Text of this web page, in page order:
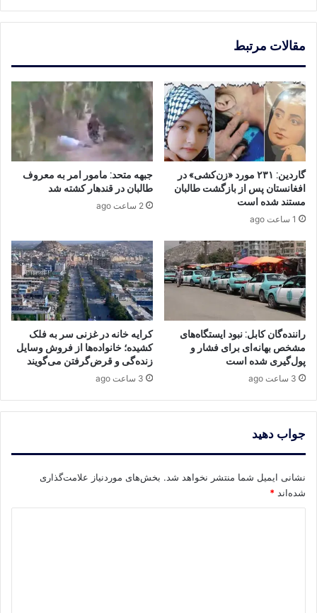
مقالات مرتبط
گاردین: ۲۳۱ مورد «زن‌کشی» در
افغانستان پس از بازگشت طالبان
مستند شده است
1 ساعت ago
جبهه متحد: مامور امر به معروف
طالبان در قندهار کشته شد
2 ساعت ago
راننده‌گان کابل: نبود ایستگاه‌های
مشخص بهانه‌ای برای فشار و
پول‌گیری شده است
3 ساعت ago
کرایه خانه در غزنی سر به فلک
کشیده؛ خانواده‌ها از فروش وسایل
زنده‌گی و قرض‌گرفتن می‌گویند
3 ساعت ago
جواب دهید
نشانی ایمیل شما منتشر نخواهد شد. بخش‌های موردنیاز علامت‌گذاری
شده‌اند *